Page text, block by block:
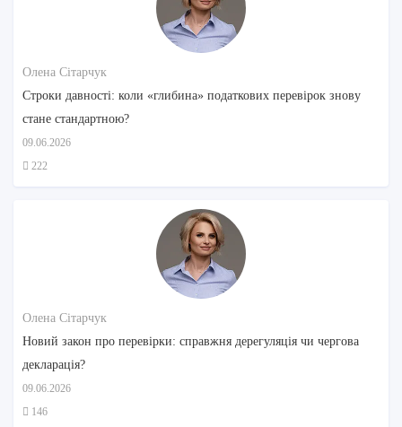
Олена Сітарчук
Строки давності: коли «глибина» податкових перевірок знову
стане стандартною?
09.06.2026
222
Олена Сітарчук
Новий закон про перевірки: справжня дерегуляція чи чергова
декларація?
09.06.2026
146